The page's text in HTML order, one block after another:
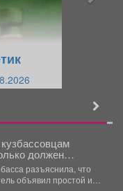
должен
разъяснила, что
объявил простой и